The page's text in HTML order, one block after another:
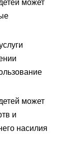
может
может
и
насилия